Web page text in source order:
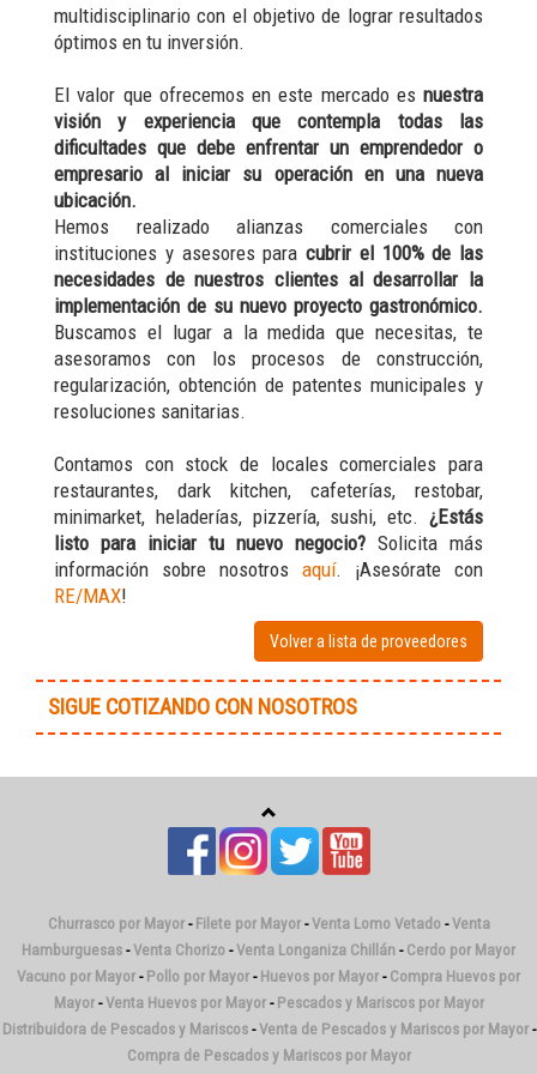
multidisciplinario con el objetivo de lograr resultados
óptimos en tu inversión.
El valor que ofrecemos en este mercado es nuestra
visión y experiencia que contempla todas las
dificultades que debe enfrentar un emprendedor o
empresario al iniciar su operación en una nueva
ubicación.
Hemos realizado alianzas comerciales con
instituciones y asesores para cubrir el 100% de las
necesidades de nuestros clientes al desarrollar la
implementación de su nuevo proyecto gastronómico.
Buscamos el lugar a la medida que necesitas, te
asesoramos con los procesos de construcción,
regularización, obtención de patentes municipales y
resoluciones sanitarias.
Contamos con stock de locales comerciales para
restaurantes, dark kitchen, cafeterías, restobar,
minimarket, heladerías, pizzería, sushi, etc. ¿Estás
listo para iniciar tu nuevo negocio? Solicita más
información sobre nosotros aquí. ¡Asesórate con
RE/MAX!
Volver a lista de proveedores
SIGUE COTIZANDO CON NOSOTROS
Churrasco por Mayor- Filete por Mayor-Venta Lomo Vetado-Venta
Hamburguesas -Venta Chorizo -Venta Longaniza Chillán - Cerdo por Mayor
Vacuno por Mayor - Pollo por Mayor - Huevos por Mayor - Compra Huevos por
Mayor-Venta Huevos por Mayor- Pescados y Mariscos por Mayor
Distribuidora de Pescados y Mariscos-Venta de Pescados y Mariscos por Mayor-
Compra de Pescados y Mariscos por Mayor